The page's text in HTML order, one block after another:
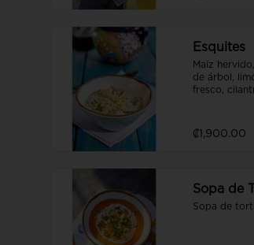
Esquites
Maíz
de árbol,
fresco,
₡1,900.00
Sopa de
Sopa de